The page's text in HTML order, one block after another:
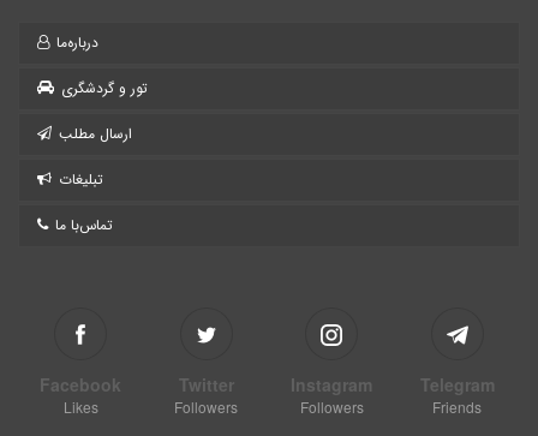
درباره‌ما
تور و گردشگری
ارسال مطلب
تبلیغات
تماس‌با ما
Facebook
Likes
Twitter
Followers
Instagram
Followers
Telegram
Friends